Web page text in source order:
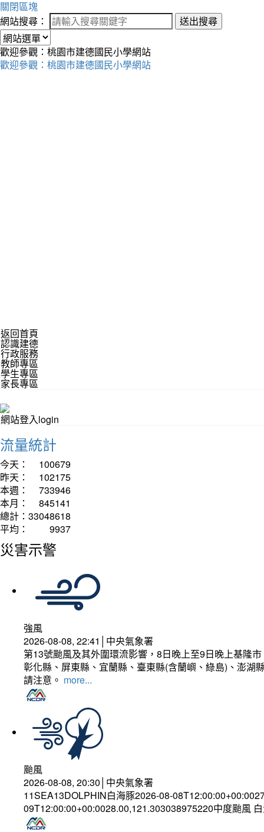
關閉區塊
網站搜尋：
送出搜尋
歡迎參觀：桃園市建德國民小學網站
歡迎參觀：桃園市建德國民小學網站
返回首頁
認識建德
行政服務
教師專區
學生專區
家長專區
網站登入login
流量統計
今天：
100679
昨天：
102175
本週：
733946
本月：
845141
總計： 33048618
平均：
9937
災害示警
強風
2026-08-08, 22:41│中央氣象署
第13號颱風及其外圍環流影響，8日晚上至9日晚上基隆
彰化縣、屏東縣、宜蘭縣、臺東縣(含蘭嶼、綠島)、澎湖
請注意。 more...
颱風
2026-08-08, 20:30│中央氣象署
11SEA13DOLPHIN白海豚2026-08-
09T12:00:00+00:0028.00,121.303038975220中度颱風